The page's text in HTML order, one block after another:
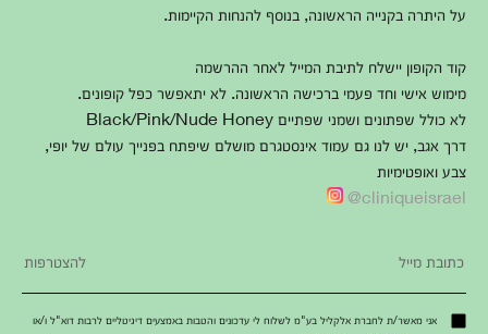
על היתרה בקנייה הראשונה, בנוסף להנחות הקיימות.
קוד הקופון יישלח לתיבת המייל לאחר ההרשמה
מימוש אישי וחד פעמי ברכישה הראשונה. לא יתאפשר כפל קופונים.
לא כולל שפתונים ושמני שפתיים Black/Pink/Nude Honey
דרך אגב, יש לנו גם עמוד אינסטגרם מושלם שיפתח בפנייך עולם של יופי,
צבע ואופטימיות
cliniqueisrael@
אני מאשר/ת לחברת אלקליל בע"מ לשלוח לי עדכונים והטבות באמצעים דיגיטליים לרבות דוא"ל ו/או